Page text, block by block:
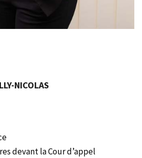
NICOLAS
devant la Cour d’appel